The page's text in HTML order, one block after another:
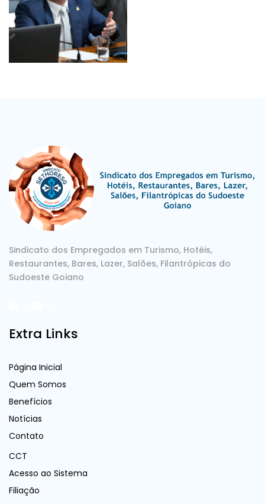
Sindicato dos Empregados em Turismo, Hotéis,
Restaurantes, Bares, Lazer, Salões, Filantrópicas do
Sudoeste Goiano
Extra Links
Página Inicial
Quem Somos
Benefícios
Notícias
Contato
CCT
Acesso ao Sistema
Filiação